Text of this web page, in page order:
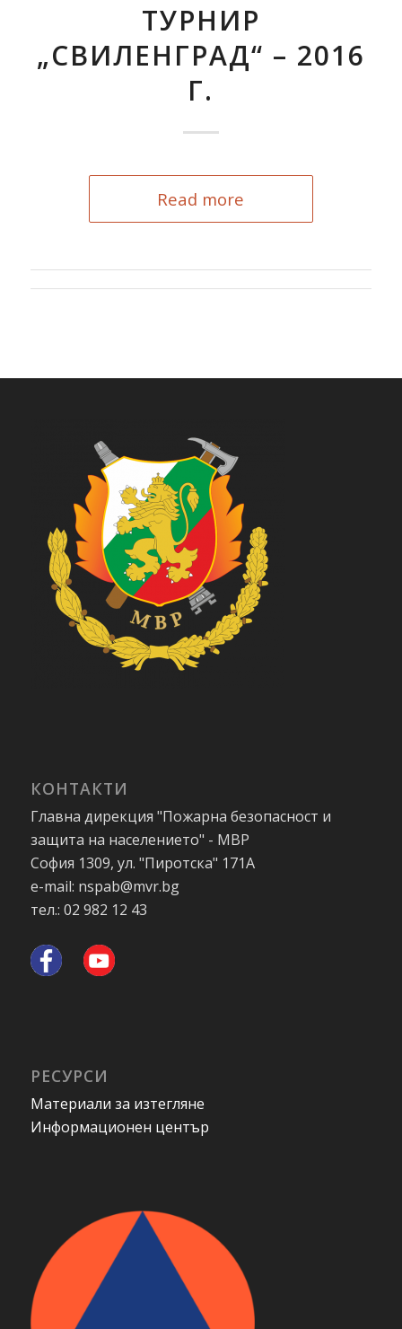
ТУРНИР
„СВИЛЕНГРАД“ – 2016
Г.
Read more
КОНТАКТИ
Главна дирекция "Пожарна безопасност и
защита на населението" - МВР
София 1309, ул. "Пиротска" 171А
e-mail: nspab@mvr.bg
тел.: 02 982 12 43
РЕСУРСИ
Материали за изтегляне
Информационен център